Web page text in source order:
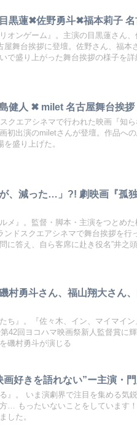
黒蓮✖佐野勇斗✖福本莉子
オンゲーム』。主演の目黒蓮さん
屋舞台挨拶に登壇。佐野さん、福本
で盛り上がった舞台挨拶の様子を詳
健人 ✖ milet 名古屋舞台挨拶
クエアシネマで行われた映画『知
初出演のmiletさんが登壇。作品へ
盛り上げた。
、減った…」?! 劇映画『孤
メ』。監督・脚本・主演をつとめた
ンドスクエアシネマで舞台挨拶を行
に答え、自ら客席に赴き役名”井之
村勇斗さん、福山翔大さん
ち』。『佐々木、イン、マイマイ
42回ヨコハマ映画祭新人監督賞に
磯村勇斗が演じる
画好きを語れない”ー主演・
』。 いま演劇界で注目を集める気
… もったいないことをしています
した。